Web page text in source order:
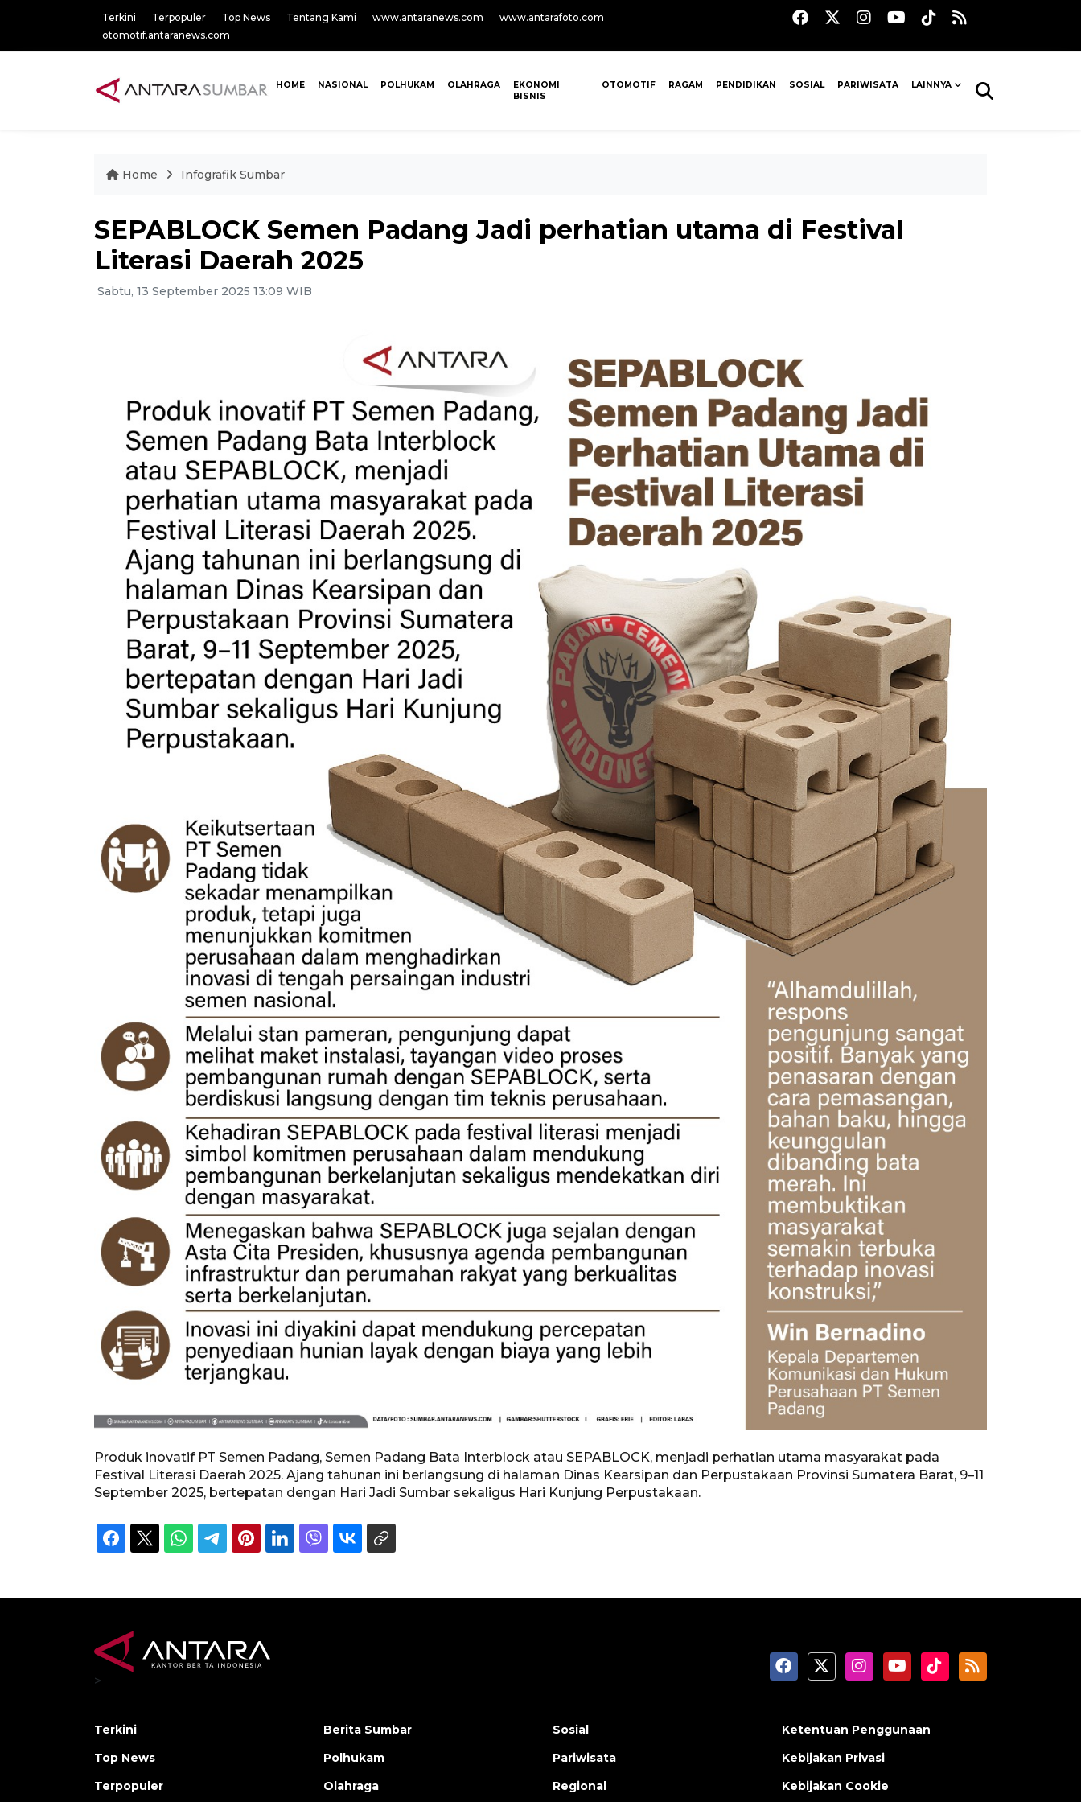
Terkini Terpopuler Top News Tentang Kami www.antaranews.com
www.antarafoto.com
otomotif.antaranews.com
HOME NASIONAL POLHUKAM OLAHRAGA
EKONOMI
BISNIS
OTOMOTIF RAGAM PENDIDIKAN SOSIAL PARIWISATA LAINNYA
Home Infografik Sumbar
SEPABLOCK Semen Padang Jadi perhatian utama di Festival
Literasi Daerah 2025
Sabtu, 13 September 2025 13:09 WIB
Produk inovatif PT Semen Padang, Semen Padang Bata Interblock atau SEPABLOCK, menjadi perhatian utama masyarakat pada
Festival Literasi Daerah 2025. Ajang tahunan ini berlangsung di halaman Dinas Kearsipan dan Perpustakaan Provinsi Sumatera Barat, 9–11
September 2025, bertepatan dengan Hari Jadi Sumbar sekaligus Hari Kunjung Perpustakaan.
>
Terkini
Top News
Terpopuler
Berita Sumbar
Polhukam
Olahraga
Sosial
Pariwisata
Regional
Ketentuan Penggunaan
Kebijakan Privasi
Kebijakan Cookie